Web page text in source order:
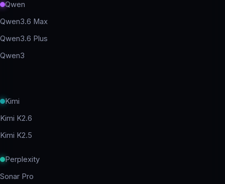
Qwen
Qwen3.6 Max
Qwen3.6 Plus
Qwen3
Kimi
Kimi K2.6
Kimi K2.5
Perplexity
Sonar Pro